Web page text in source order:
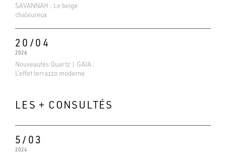
SAVANNAH : Le beige
chaleureux
20/04
2026
Nouveautés Quartz | GAIA :
L’effet terrazzo moderne
LES + CONSULTÉS
5/03
2024